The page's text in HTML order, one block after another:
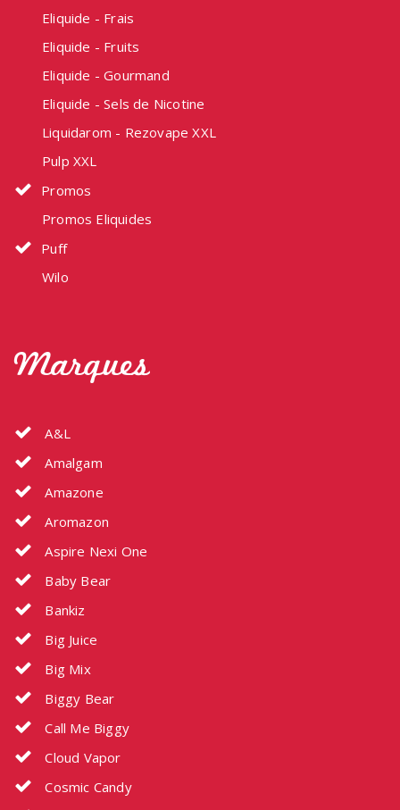
Eliquide - Frais
Eliquide - Fruits
Eliquide - Gourmand
Eliquide - Sels de Nicotine
Liquidarom - Rezovape XXL
Pulp XXL
Promos
Promos Eliquides
Puff
Wilo
Marques
A&L
Amalgam
Amazone
Aromazon
Aspire Nexi One
Baby Bear
Bankiz
Big Juice
Big Mix
Biggy Bear
Call Me Biggy
Cloud Vapor
Cosmic Candy